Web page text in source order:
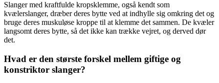
Slanger med kraftfulde kropsklemme, også kendt som
kvælerslanger, dræber deres bytte ved at indhylle sig omkring det og
bruge deres muskuløse kroppe til at klemme det sammen. De kvæler
langsomt deres bytte, så det ikke kan trække vejret, og derved dør
det.
Hvad er den største forskel mellem giftige og
konstriktor slanger?